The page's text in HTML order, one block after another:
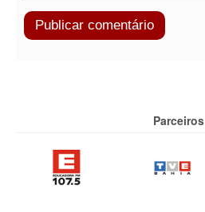
Parceiros